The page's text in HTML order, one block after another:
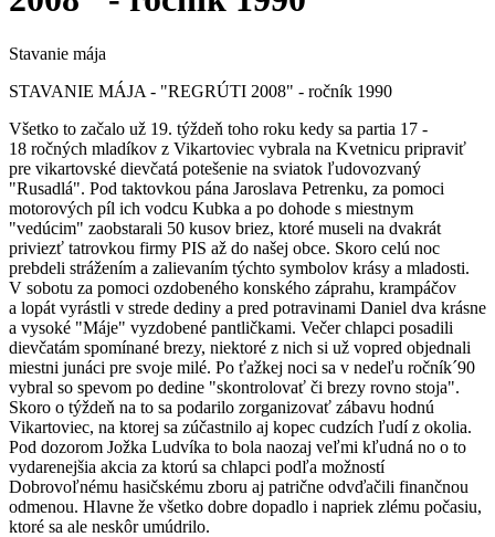
Stavanie mája
STAVANIE MÁJA - "REGRÚTI 2008" - ročník 1990
Všetko to začalo už 19. týždeň toho roku kedy sa partia 17 -
18 ročných mladíkov z Vikartoviec vybrala na Kvetnicu pripraviť
pre vikartovské dievčatá potešenie na sviatok ľudovozvaný
"Rusadlá". Pod taktovkou pána Jaroslava Petrenku, za pomoci
motorových píl ich vodcu Kubka a po dohode s miestnym
"vedúcim" zaobstarali 50 kusov briez, ktoré museli na dvakrát
priviezť tatrovkou firmy PIS až do našej obce. Skoro celú noc
prebdeli strážením a zalievaním týchto symbolov krásy a mladosti.
V sobotu za pomoci ozdobeného konského záprahu, krampáčov
a lopát vyrástli v strede dediny a pred potravinami Daniel dva krásne
a vysoké "Máje" vyzdobené pantličkami. Večer chlapci posadili
dievčatám spomínané brezy, niektoré z nich si už vopred objednali
miestni junáci pre svoje milé. Po ťažkej noci sa v nedeľu ročník´90
vybral so spevom po dedine "skontrolovať či brezy rovno stoja".
Skoro o týždeň na to sa podarilo zorganizovať zábavu hodnú
Vikartoviec, na ktorej sa zúčastnilo aj kopec cudzích ľudí z okolia.
Pod dozorom Jožka Ludvíka to bola naozaj veľmi kľudná no o to
vydarenejšia akcia za ktorú sa chlapci podľa možností
Dobrovoľnému hasičskému zboru aj patrične odvďačili finančnou
odmenou. Hlavne že všetko dobre dopadlo i napriek zlému počasiu,
ktoré sa ale neskôr umúdrilo.